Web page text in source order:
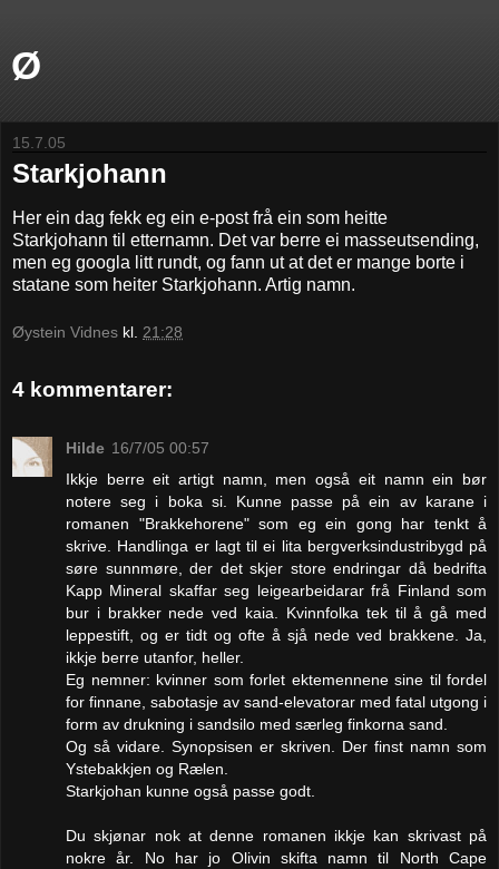
Ø
15.7.05
Starkjohann
Her ein dag fekk eg ein e-post frå ein som heitte
Starkjohann til etternamn. Det var berre ei masseutsending,
men eg googla litt rundt, og fann ut at det er mange borte i
statane som heiter Starkjohann. Artig namn.
Øystein Vidnes kl. 21:28
4 kommentarer:
Hilde 16/7/05 00:57
Ikkje berre eit artigt namn, men også eit namn ein bør
notere seg i boka si. Kunne passe på ein av karane i
romanen "Brakkehorene" som eg ein gong har tenkt å
skrive. Handlinga er lagt til ei lita bergverksindustribygd på
søre sunnmøre, der det skjer store endringar då bedrifta
Kapp Mineral skaffar seg leigearbeidarar frå Finland som
bur i brakker nede ved kaia. Kvinnfolka tek til å gå med
leppestift, og er tidt og ofte å sjå nede ved brakkene. Ja,
ikkje berre utanfor, heller.
Eg nemner: kvinner som forlet ektemennene sine til fordel
for finnane, sabotasje av sand-elevatorar med fatal utgong i
form av drukning i sandsilo med særleg finkorna sand.
Og så vidare. Synopsisen er skriven. Der finst namn som
Ystebakkjen og Rælen.
Starkjohan kunne også passe godt.
Du skjønar nok at denne romanen ikkje kan skrivast på
nokre år. No har jo Olivin skifta namn til North Cape